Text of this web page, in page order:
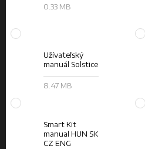
0.33 MB
Užívateľský
manuál Solstice
8.47 MB
Smart Kit
manual HUN SK
CZ ENG